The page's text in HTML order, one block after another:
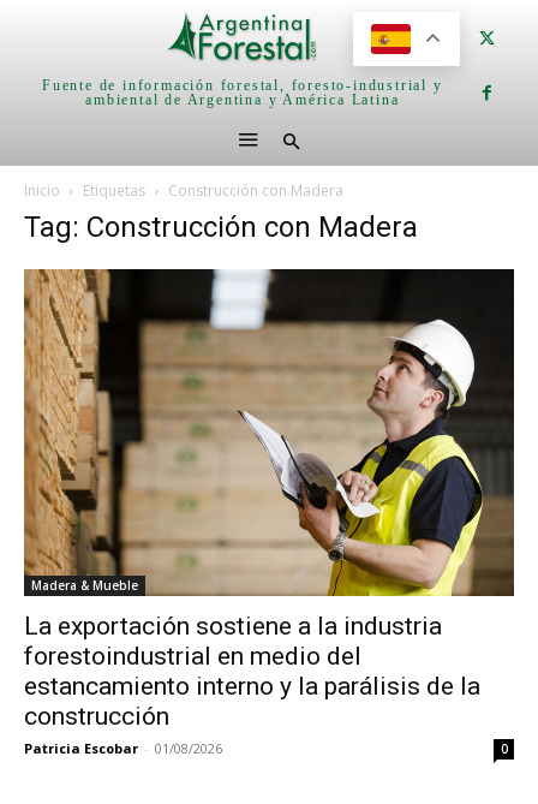
Fuente de información forestal, foresto-industrial y
ambiental de Argentina y América Latina
Inicio Etiquetas Construcción con Madera
Tag: Construcción con Madera
Madera & Mueble
La exportación sostiene a la industria
forestoindustrial en medio del
estancamiento interno y la parálisis de la
construcción
Patricia Escobar - 01/08/2026 0